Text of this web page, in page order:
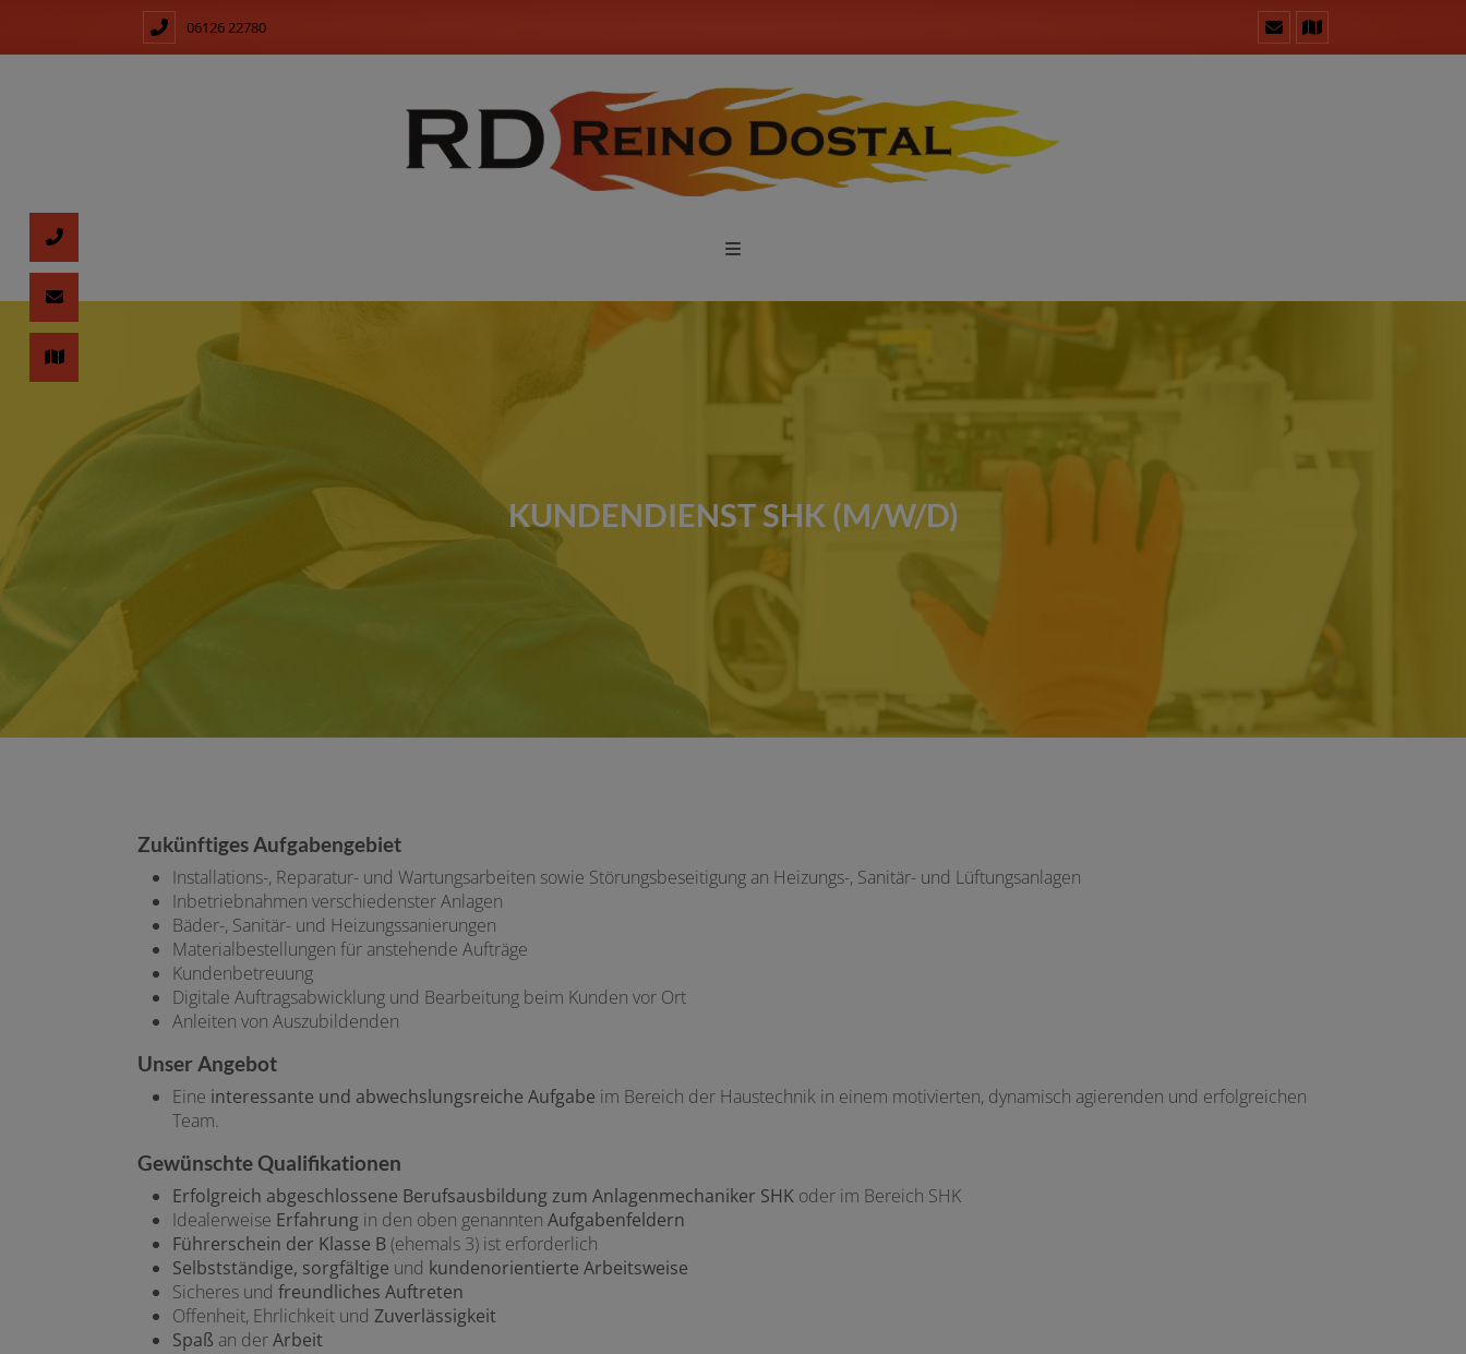
06126 22780
KUNDENDIENST SHK (M/W/D)
Zukünftiges Aufgabengebiet
Installations-, Reparatur- und Wartungsarbeiten sowie Störungsbeseitigung an Heizungs-, Sanitär- und Lüftungsanlagen
Inbetriebnahmen verschiedenster Anlagen
Bäder-, Sanitär- und Heizungssanierungen
Materialbestellungen für anstehende Aufträge
Kundenbetreuung
Digitale Auftragsabwicklung und Bearbeitung beim Kunden vor Ort
Anleiten von Auszubildenden
Unser Angebot
Eine interessante und abwechslungsreiche Aufgabe im Bereich der Haustechnik in einem motivierten, dynamisch agierenden und erfolgreichen
Team.
Gewünschte Qualifikationen
Erfolgreich abgeschlossene Berufsausbildung zum Anlagenmechaniker SHK oder im Bereich SHK
Idealerweise Erfahrung in den oben genannten Aufgabenfeldern
Führerschein der Klasse B(ehemals 3) ist erforderlich
Selbstständige, sorgfältige und kundenorientierte Arbeitsweise
Sicheres und freundliches Auftreten
Offenheit, Ehrlichkeit und Zuverlässigkeit
Spaß an derArbeit